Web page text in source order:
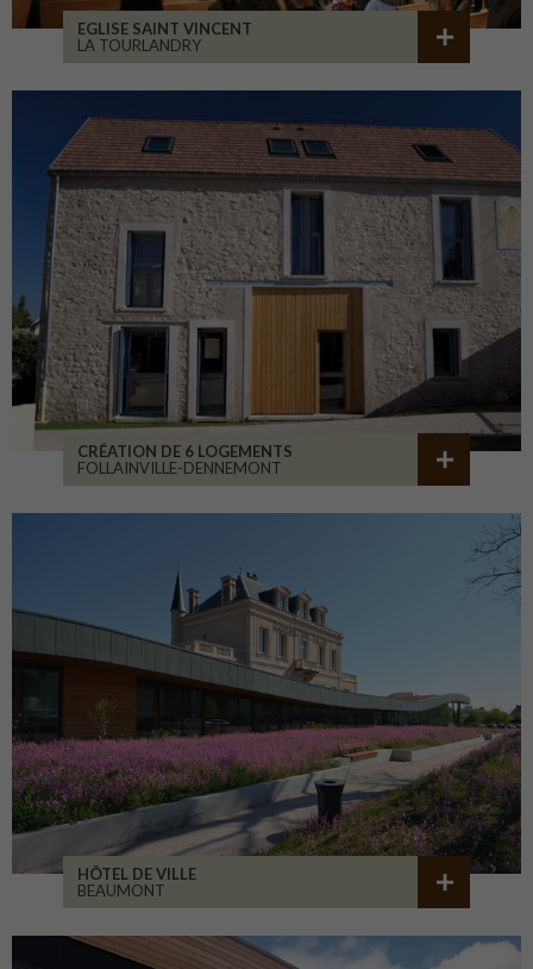
EGLISE SAINT VINCENT
LA TOURLANDRY
CRÉATION DE 6 LOGEMENTS
FOLLAINVILLE-DENNEMONT
HÔTEL DE VILLE
BEAUMONT